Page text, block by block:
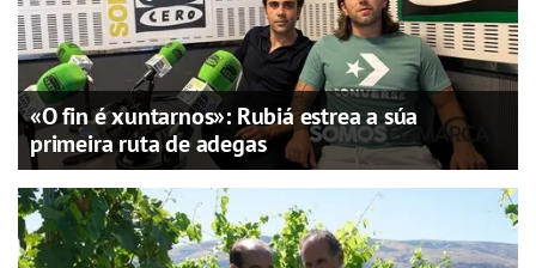
«O fin é xuntarnos»: Rubiá estrea a súa
primeira ruta de adegas